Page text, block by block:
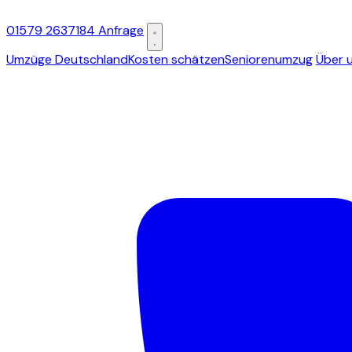
01579 2637184 Anfrage
Umzüge DeutschlandKosten schätzenSeniorenumzugÜber